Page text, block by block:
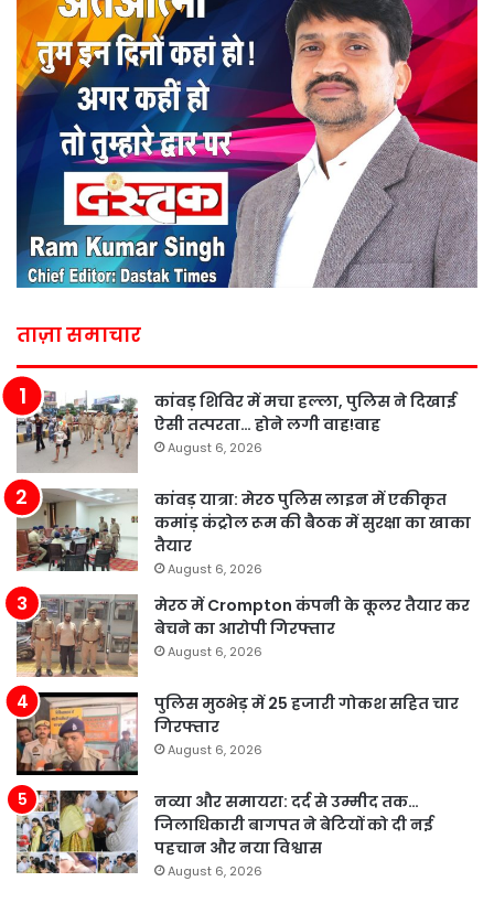
ताज़ा समाचार
कांवड़ शिविर में मचा हल्ला, पुलिस ने दिखाई
ऐसी तत्परता… होने लगी वाह!वाह
August 6, 2026
कांवड़ यात्रा: मेरठ पुलिस लाइन में एकीकृत
कमांड़ कंट्रोल रूम की बैठक में सुरक्षा का खाका
तैयार
August 6, 2026
मेरठ में Crompton कंपनी के कूलर तैयार कर
बेचने का आरोपी गिरफ्तार
August 6, 2026
पुलिस मुठभेड़ में 25 हजारी गोकश सहित चार
गिरफ्तार
August 6, 2026
नव्या और समायरा: दर्द से उम्मीद तक…
जिलाधिकारी बागपत ने बेटियों को दी नई
पहचान और नया विश्वास
August 6, 2026